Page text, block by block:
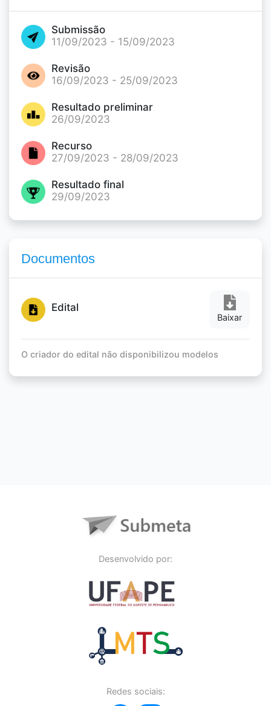
Submissão
11/09/2023 - 15/09/2023
Revisão
16/09/2023 - 25/09/2023
Resultado preliminar
26/09/2023
Recurso
27/09/2023 - 28/09/2023
Resultado final
29/09/2023
Documentos
Edital
Baixar
O criador do edital não disponibilizou modelos
Desenvolvido por:
Redes sociais: